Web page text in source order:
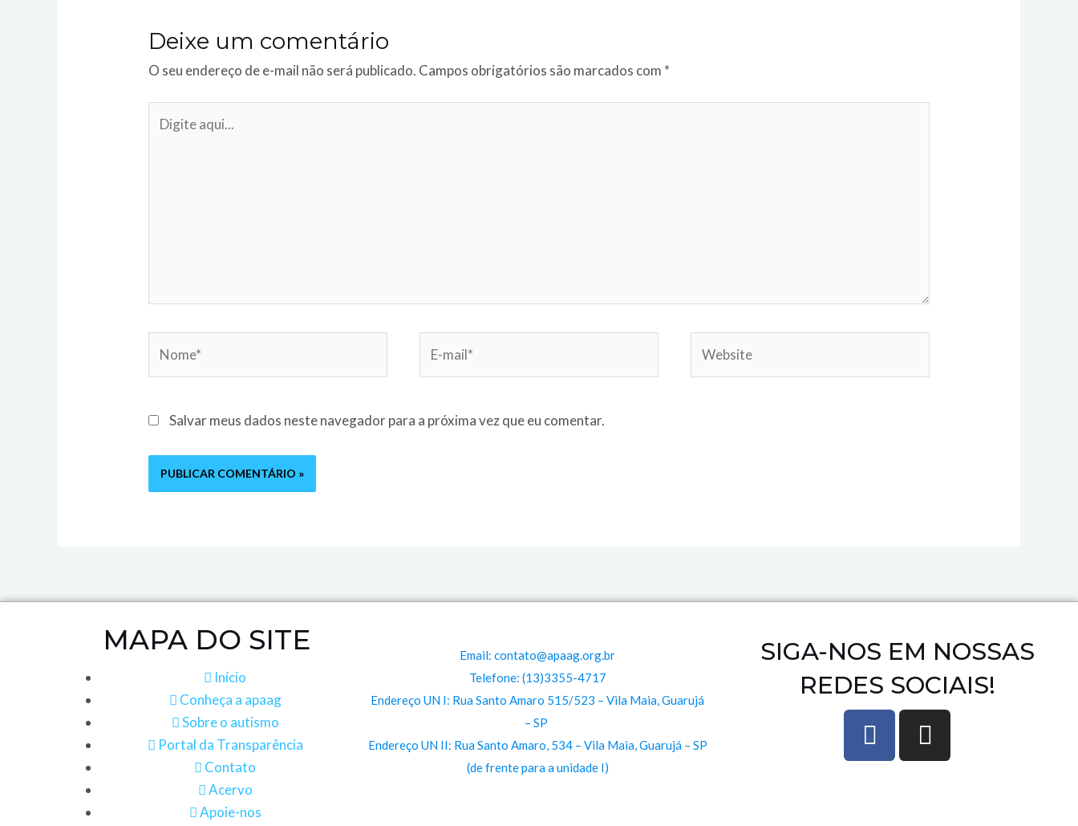
Deixe um comentário
O seu endereço de e-mail não será publicado. Campos obrigatórios são marcados com *
Salvar meus dados neste navegador para a próxima vez que eu comentar.
MAPA DO SITE
Início
Conheça a apaag
Sobre o autismo
Portal da Transparência
Contato
Acervo
Apoie-nos
Email: contato@apaag.org.br
Telefone: (13)3355-4717
Endereço UN I: Rua Santo Amaro 515/523 – Vila Maia, Guarujá
– SP
Endereço UN II: Rua Santo Amaro, 534 – Vila Maia, Guarujá – SP
(de frente para a unidade I)
SIGA-NOS EM NOSSAS
REDES SOCIAIS!